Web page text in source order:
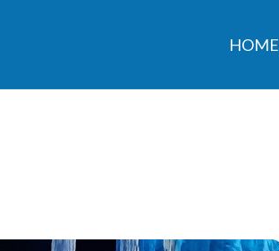
HOME